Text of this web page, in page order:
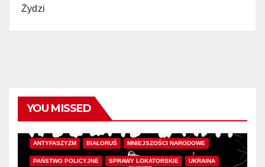
Żydzi
YOU MISSED
ANTYFASZYZM BIAŁORUŚ MNIEJSZOŚCI NARODOWE
PAŃSTWO POLICYJNE SPRAWY LOKATORSKIE UKRAINA